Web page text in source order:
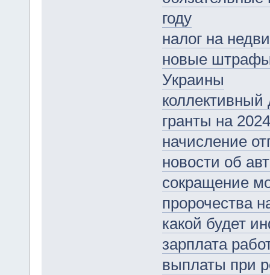
году
налог на
новые
Украины
коллективный
гранты на
начисление
новости об
сокращение
пророчества
какой будет
зарплата
выплаты при